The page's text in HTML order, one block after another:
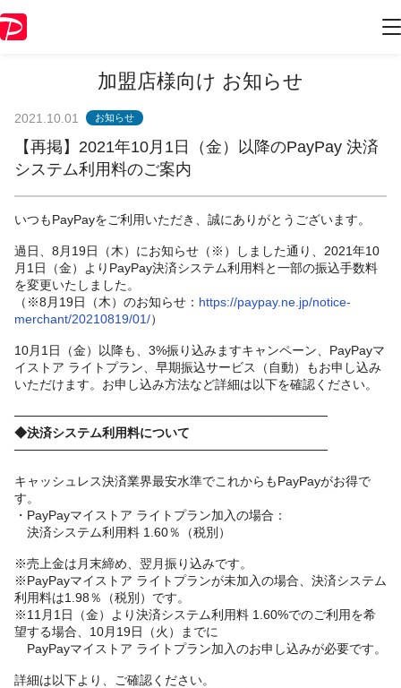
加盟店様向け お知らせ
2021.10.01 お知らせ
【再掲】2021年10月1日（金）以降のPayPay 決済
システム利用料のご案内
いつもPayPayをご利用いただき、誠にありがとうございます。
過日、8月19日（木）にお知らせ（※）しました通り、 2021年10
月1日（金）よりPayPay決済システム利用料と一部の振込手数料
を変更いたしました。
（※8月19日（木）のお知らせ： https://paypay.ne.jp/notice-
merchant/20210819/01/）
10月1日（金）以降も、3%振り込みますキャンペーン、PayPayマ
イストア ライトプラン、早期振込サービス（自動）もお申し込み
いただけます。お申し込み方法など詳細は以下を確認ください。
───────────────────────────────────
◆決済システム利用料について
───────────────────────────────────
キャッシュレス決済業界最安水準でこれからもPayPayがお得で
す。
・PayPayマイストア ライトプラン加入の場合：
決済システム利用料 1.60％（税別）
※売上金は月末締め、翌月振り込みです。
※PayPayマイストア ライトプランが未加入の場合、決済システム
利用料は1.98％（税別）です。
※11月1日（金）より決済システム利用料 1.60%でのご利用を希
望する場合、10月19日（火）までに
PayPayマイストア ライトプラン加入のお申し込みが必要です。
詳細は以下より、ご確認ください。